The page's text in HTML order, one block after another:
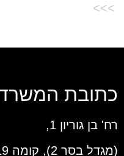
>>>
כתובת
רח' בן גוריון 1,
(מגדל בסר 2), קומה 19